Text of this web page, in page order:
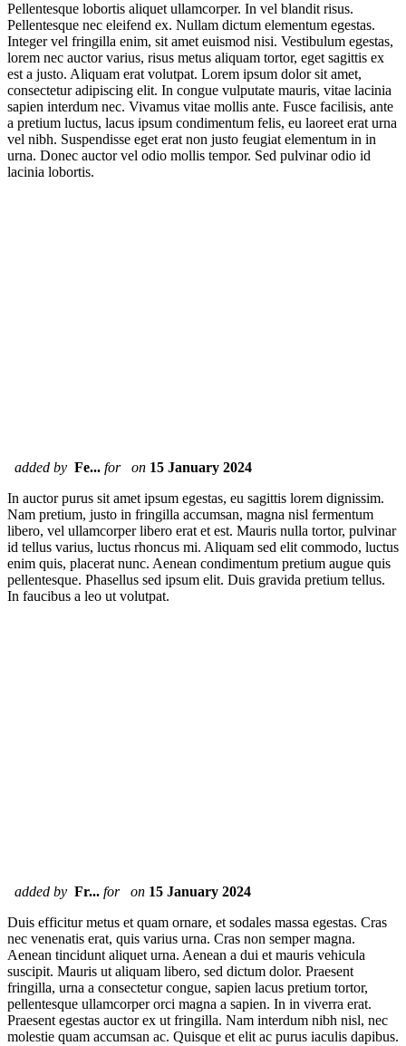
Pellentesque lobortis aliquet ullamcorper. In vel blandit risus.
Pellentesque nec eleifend ex. Nullam dictum elementum egestas.
Integer vel fringilla enim, sit amet euismod nisi. Vestibulum egestas,
lorem nec auctor varius, risus metus aliquam tortor, eget sagittis ex
est a justo. Aliquam erat volutpat. Lorem ipsum dolor sit amet,
consectetur adipiscing elit. In congue vulputate mauris, vitae lacinia
sapien interdum nec. Vivamus vitae mollis ante. Fusce facilisis, ante
a pretium luctus, lacus ipsum condimentum felis, eu laoreet erat urna
vel nibh. Suspendisse eget erat non justo feugiat elementum in in
urna. Donec auctor vel odio mollis tempor. Sed pulvinar odio id
lacinia lobortis.
added by Fe... for on 15 January 2024
In auctor purus sit amet ipsum egestas, eu sagittis lorem dignissim.
Nam pretium, justo in fringilla accumsan, magna nisl fermentum
libero, vel ullamcorper libero erat et est. Mauris nulla tortor, pulvinar
id tellus varius, luctus rhoncus mi. Aliquam sed elit commodo, luctus
enim quis, placerat nunc. Aenean condimentum pretium augue quis
pellentesque. Phasellus sed ipsum elit. Duis gravida pretium tellus.
In faucibus a leo ut volutpat.
added by Fr... for on 15 January 2024
Duis efficitur metus et quam ornare, et sodales massa egestas. Cras
nec venenatis erat, quis varius urna. Cras non semper magna.
Aenean tincidunt aliquet urna. Aenean a dui et mauris vehicula
suscipit. Mauris ut aliquam libero, sed dictum dolor. Praesent
fringilla, urna a consectetur congue, sapien lacus pretium tortor,
pellentesque ullamcorper orci magna a sapien. In in viverra erat.
Praesent egestas auctor ex ut fringilla. Nam interdum nibh nisl, nec
molestie quam accumsan ac. Quisque et elit ac purus iaculis dapibus.